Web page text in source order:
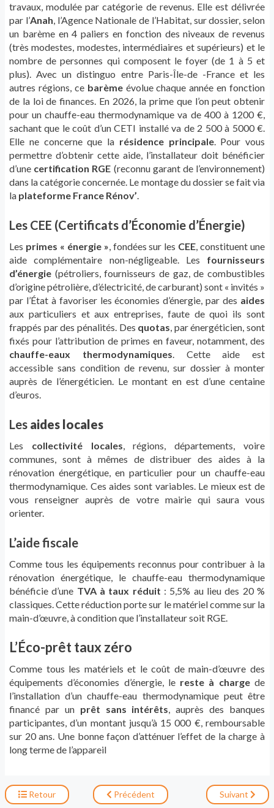
travaux, modulée par catégorie de revenus. Elle est délivrée
par l’Anah, l’Agence Nationale de l’Habitat, sur dossier, selon
un barème en 4 paliers en fonction des niveaux de revenus
(très modestes, modestes, intermédiaires et supérieurs) et le
nombre de personnes qui composent le foyer (de 1 à 5 et
plus). Avec un distinguo entre Paris-Île-de -France et les
autres régions, ce barèmeévolue chaque année en fonction
de la loi de finances. En 2026, la prime que l’on peut obtenir
pour un chauffe-eau thermodynamique va de 400 à 1200 €,
sachant que le coût d’un CETI installé va de 2 500 à 5000 €.
Elle ne concerne que la résidence principale. Pour vous
permettre d’obtenir cette aide, l’installateur doit bénéficier
d’une certification RGE (reconnu garant de l’environnement)
dans la catégorie concernée. Le montage du dossier se fait via
la plateforme France Rénov’.
Les CEE (Certificats d’Économie d’Énergie)
Les primes « énergie », fondées sur les CEE, constituent une
aide complémentaire non-négligeable. Les fournisseurs
d’énergie (pétroliers, fournisseurs de gaz, de combustibles
d’origine pétrolière, d’électricité, de carburant) sont « invités »
par l’État à favoriser les économies d’énergie, par des aides
aux particuliers et aux entreprises, faute de quoi ils sont
frappés par des pénalités. Des quotas, par énergéticien, sont
fixés pour l’attribution de primes en faveur, notamment, des
chauffe-eaux thermodynamiques. Cette aide est
accessible sans condition de revenu, sur dossier à monter
auprès de l’énergéticien. Le montant en est d’une centaine
d’euros.
Les aides locales
Les collectivité locales, régions, départements, voire
communes, sont à mêmes de distribuer des aides à la
rénovation énergétique, en particulier pour un chauffe-eau
thermodynamique. Ces aides sont variables. Le mieux est de
vous renseigner auprès de votre mairie qui saura vous
orienter.
L’aide fiscale
Comme tous les équipements reconnus pour contribuer à la
rénovation énergétique, le chauffe-eau thermodynamique
bénéficie d’une TVA à taux réduit : 5,5% au lieu des 20 %
classiques. Cette réduction porte sur le matériel comme sur la
main-d’œuvre, à condition que l’installateur soit RGE.
L’Éco-prêt taux zéro
Comme tous les matériels et le coût de main-d’œuvre des
équipements d’économies d’énergie, le reste à chargede
l’installation d’un chauffe-eau thermodynamique peut être
financé par un prêt sans intérêts, auprès des banques
participantes, d’un montant jusqu’à 15 000 €, remboursable
sur 20 ans. Une bonne façon d’atténuer l’effet de la charge à
long terme de l’appareil
Retour Précédent Suivant